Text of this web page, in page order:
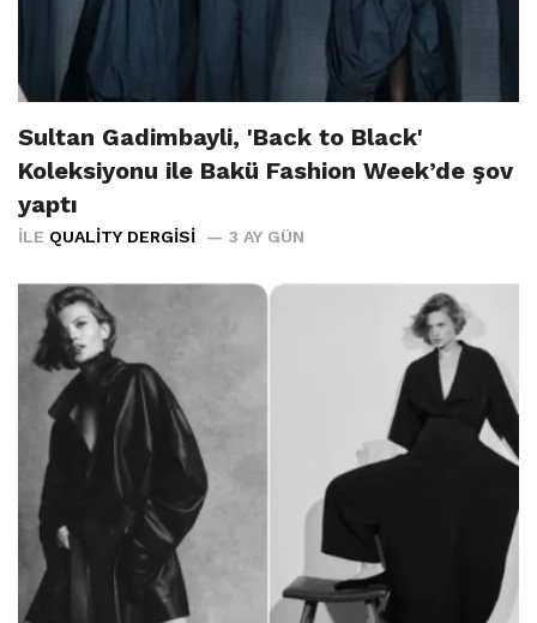
Sultan Gadimbayli, 'Back to Black'
Koleksiyonu ile Bakü Fashion Week’de şov
yaptı
İLE QUALITY DERGISI 3 AY GÜN